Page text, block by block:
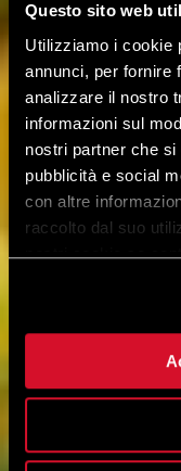
Questo sito web
Utilizziamo i cookie
annunci, per fornire
analizzare il nostro
informazioni sul
nostri partner che
pubblicità e social
con altre
raccolto dal suo
nostri cookie se